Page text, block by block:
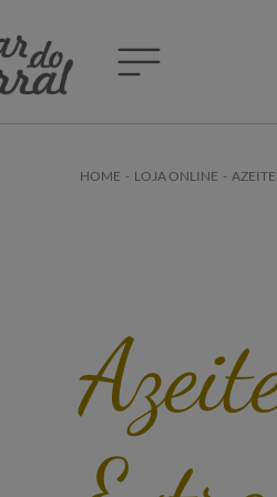
HOME - LOJA ONLINE -